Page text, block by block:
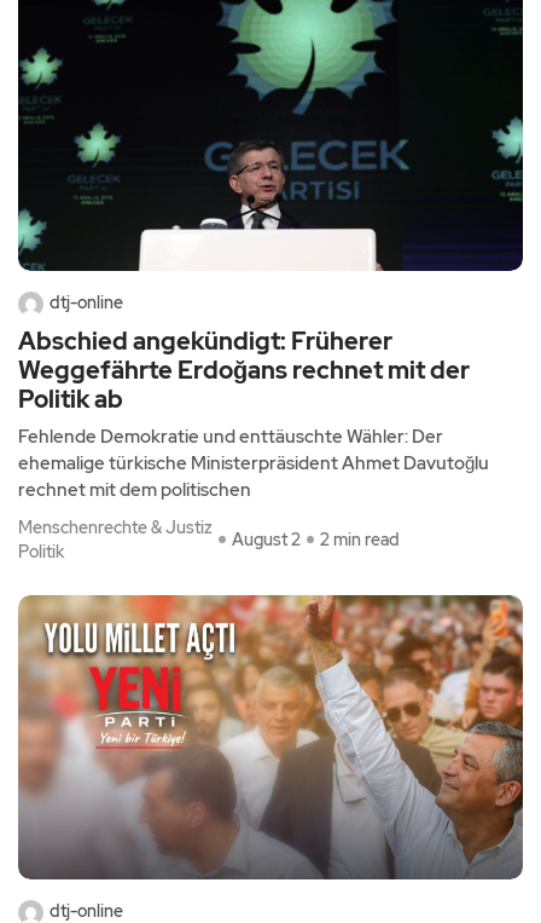
dtj-online
Abschied angekündigt: Früherer
Weggefährte Erdoğans rechnet mit der
Politik ab
Fehlende Demokratie und enttäuschte Wähler: Der
ehemalige türkische Ministerpräsident Ahmet Davutoğlu
rechnet mit dem politischen
Menschenrechte & Justiz
Politik
August 2 2 min read
dtj-online